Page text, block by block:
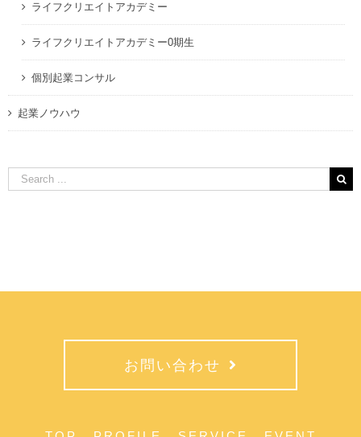
ライフクリエイトアカデミー
ライフクリエイトアカデミー0期生
個別起業コンサル
起業ノウハウ
Search
for:
お問い合わせ